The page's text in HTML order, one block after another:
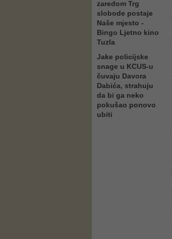
zaredom Trg
slobode postaje
Naše mjesto -
Bingo Ljetno kino
Tuzla
Jake policijske
snage u KCUS-u
čuvaju Davora
Dabića, strahuju
da bi ga neko
pokušao ponovo
ubiti